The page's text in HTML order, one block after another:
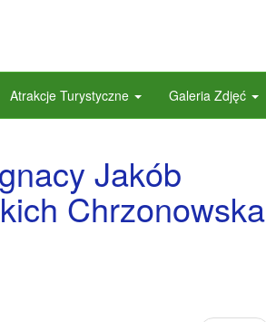
Atrakcje Turystyczne Galeria Zdjęć
Jakób
Chrzonowska